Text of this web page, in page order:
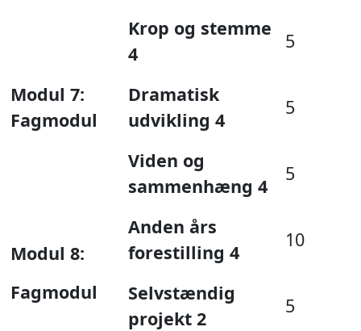
Modul 7:
Fagmodul
Krop og stemme
4
5
Dramatisk
udvikling 4
5
Viden og
sammenhæng 4
5
Modul 8:
Fagmodul
Anden års
forestilling 4
10
Selvstændig
projekt 2
5